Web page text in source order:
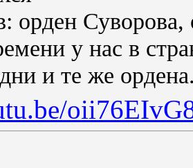
орден Суворова,
у нас в
и те же ордена